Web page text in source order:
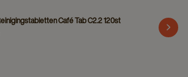
Café Tab C2.2 120st